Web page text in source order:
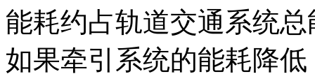
能耗约占轨道交通系统
如果牵引系统的能耗降